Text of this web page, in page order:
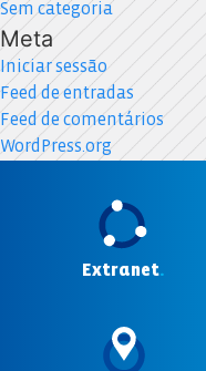
Sem categoria
Meta
Iniciar sessão
Feed de entradas
Feed de comentários
WordPress.org
Extranet.